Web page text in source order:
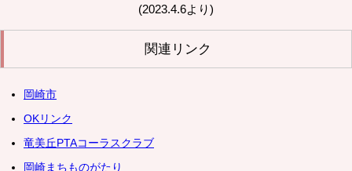
(2023.4.6より)
関連リンク
岡崎市
OKリンク
竜美丘PTAコーラスクラブ
岡崎まちものがたり